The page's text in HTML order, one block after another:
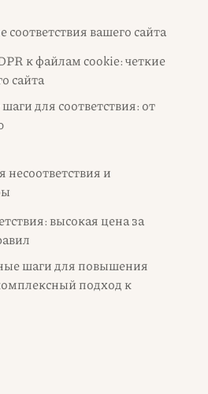
соответствия вашего сайта
к файлам cookie: четкие
сайта
для соответствия: от
несоответствия и
высокая цена за
шаги для повышения
подход к